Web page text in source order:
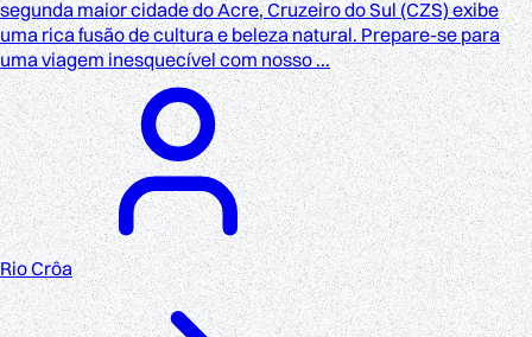
segunda maior cidade do Acre, Cruzeiro do Sul (CZS) exibe
uma rica fusão de cultura e beleza natural. Prepare-se para
uma viagem inesquecível com nosso ...
Rio Crôa